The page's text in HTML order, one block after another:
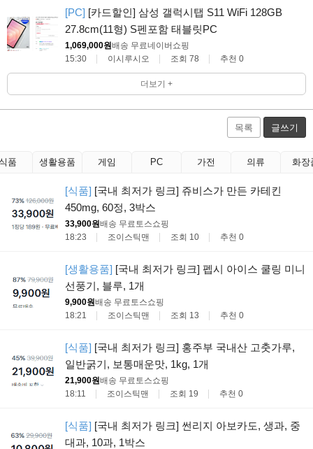
[PC] [카드할인] 삼성 갤럭시탭 S11 WiFi 128GB
27.8cm(11형) S펜포함 태블릿PC
1,069,000원배송 무료네이버쇼핑
15:30
이시루시오 조회 78 추천 0
더보기 +
목록 글쓰기
품 생활용품 게임 PC 가전 의류 화장
[식품] [국내 최저가 링크] 쥬비스가 만든 카테킨
450mg, 60정, 3박스
33,900원배송 무료 토스쇼핑
18:23
조이스틱맨 조회 10 추천 0
[생활용품] [국내 최저가 링크] 펩시 아이스 쿨링 미니
선풍기, 블루, 1개
9,900원배송 무료 토스쇼핑
18:21
조이스틱맨 조회 13 추천 0
[식품] [국내 최저가 링크] 홍주부 국내산 고춧가루,
일반굵기, 보통매운맛, 1kg, 1개
21,900원배송 무료 토스쇼핑
18:11
조이스틱맨 조회 19 추천 0
[식품] [국내 최저가 링크] 썬리지 아보카도, 생과, 중
대과, 10과, 1박스